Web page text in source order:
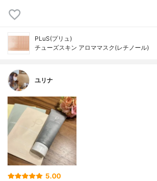
PLuS(プリュ)
チューズスキン アロママスク(レチノール)
ユリナ
5.00